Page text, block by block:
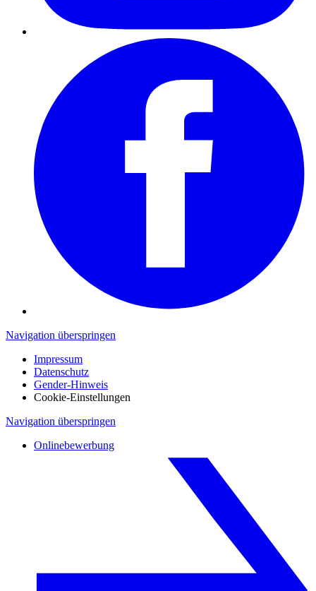
Navigation überspringen
Impressum
Datenschutz
Gender-Hinweis
Cookie-Einstellungen
Navigation überspringen
Onlinebewerbung